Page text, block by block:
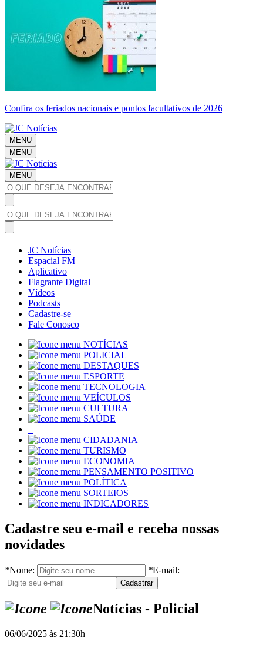
Confira os feriados nacionais e pontos facultativos de 2026
MENU
MENU
MENU
JC Notícias
Espacial FM
Aplicativo
Flagrante Digital
Vídeos
Podcasts
Cadastre-se
Fale Conosco
NOTÍCIAS
POLICIAL
DESTAQUES
ESPORTE
TECNOLOGIA
VEÍCULOS
CULTURA
SAÚDE
+
CIDADANIA
TURISMO
ECONOMIA
PENSAMENTO POSITIVO
POLÍTICA
SORTEIOS
INDICADORES
Cadastre seu e-mail e receba nossas
novidades
*Nome: *E-mail:
Notícias - Policial
06/06/2025 às 21:30h